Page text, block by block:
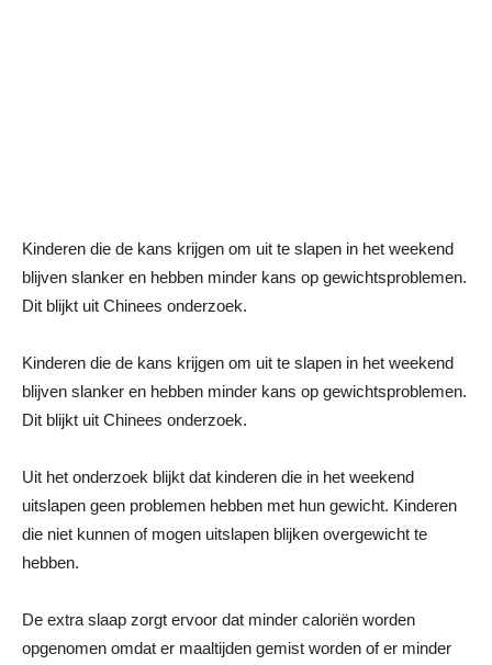
Kinderen die de kans krijgen om uit te slapen in het weekend
blijven slanker en hebben minder kans op gewichtsproblemen.
Dit blijkt uit Chinees onderzoek.
Kinderen die de kans krijgen om uit te slapen in het weekend
blijven slanker en hebben minder kans op gewichtsproblemen.
Dit blijkt uit Chinees onderzoek.
Uit het onderzoek blijkt dat kinderen die in het weekend
uitslapen geen problemen hebben met hun gewicht. Kinderen
die niet kunnen of mogen uitslapen blijken overgewicht te
hebben.
De extra slaap zorgt ervoor dat minder caloriën worden
opgenomen omdat er maaltijden gemist worden of er minder